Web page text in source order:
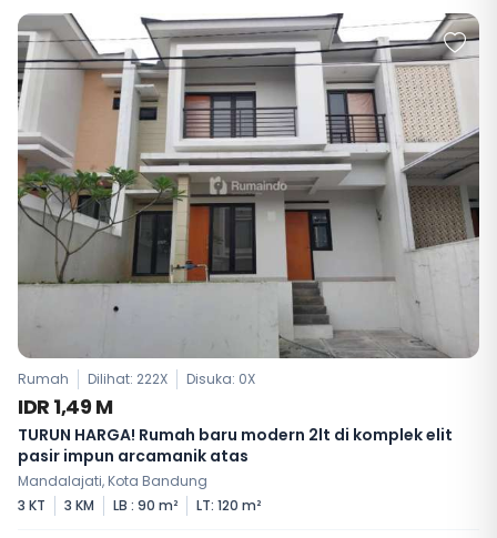
Rumah Dilihat: 222X Disuka: 0X
IDR 1,49 M
TURUN HARGA! Rumah baru modern 2lt di komplek elit
pasir impun arcamanik atas
Mandalajati, Kota Bandung
3 KT
3 KM LB : 90 m² LT: 120 m²